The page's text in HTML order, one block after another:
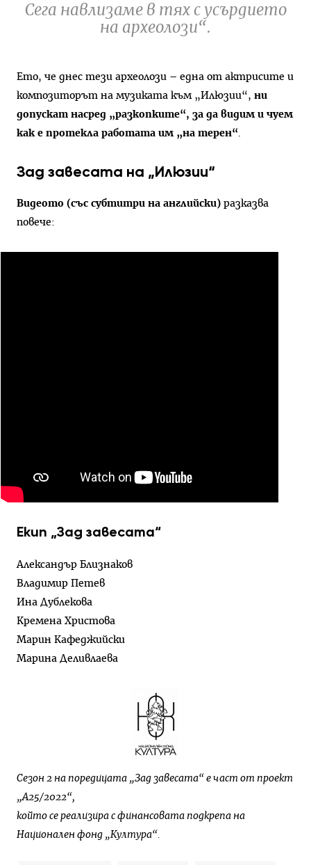
Сега навлизаме в тях с усърдието
на археолози“.
Ето, че днес тези археолози – една от актрисите и
композиторът на музиката към „Илюзии“, ни
допускат насред „разкопките“, за да видим и чуем
как е протекла работата им „на терен“
Зад завесата на „Илюзии“
Видеото (със субтитри на английски) разказва
повече:
Екип „Зад завесата“
Александър Близнаков
Владимир Петев
Ина Дублекова
Кремена Христова
Марин Кафеджийски
Марина Деливлаева
Сезон 2 на поредицата „Зад завесата“ е част от проект
„А25/2022“,
който се реализира с финансовата подкрепа на
Национален фонд „Култура“.